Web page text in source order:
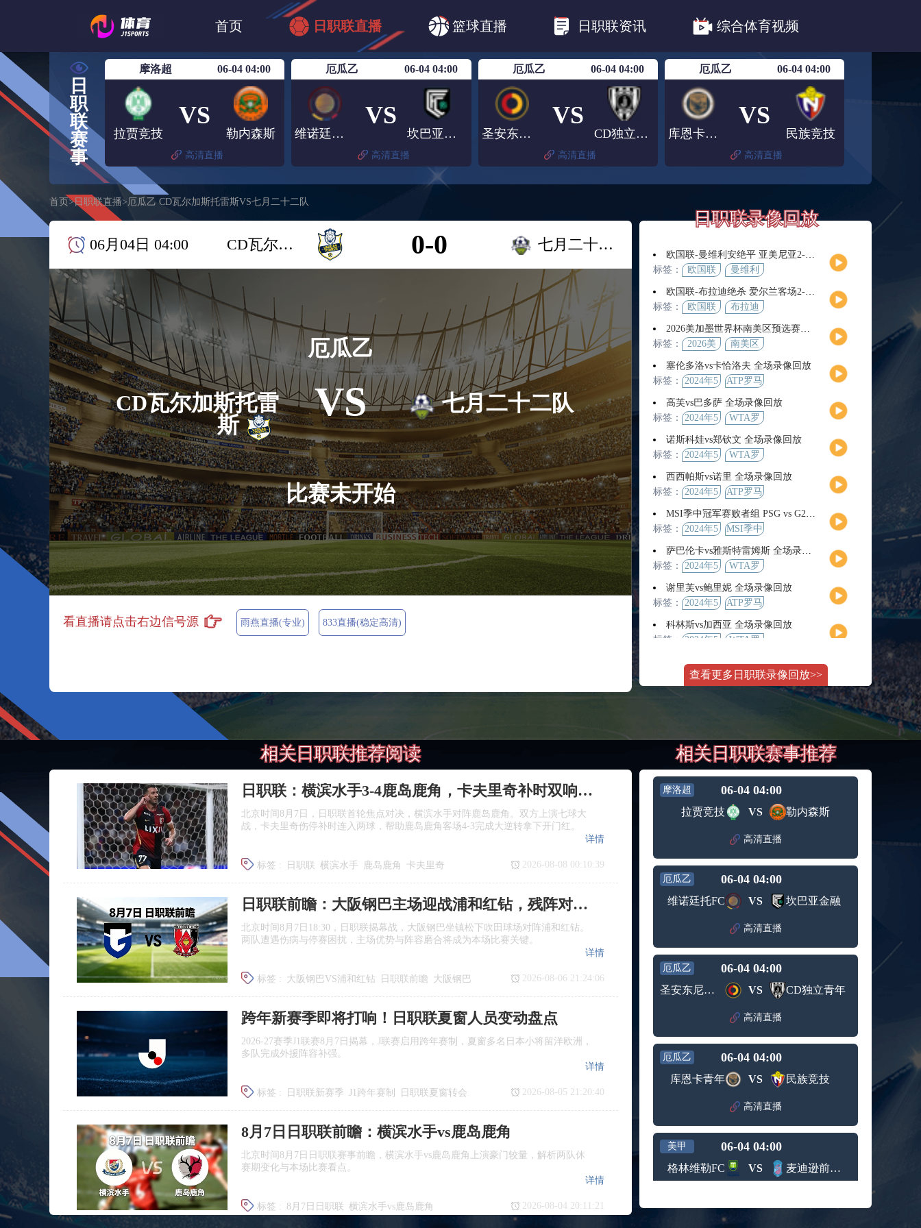
首页 日职联直播 篮球直播 日职联资讯 综合体育视频
日篮B1 日职联 日职联FC东京
日职联广岛三箭
日
职
联
赛
事
摩洛超 06-04 04:00
拉贾竞技
VS
勒内森斯
高清直播
厄瓜乙 06-04 04:00
维诺廷托FC
VS
坎巴亚金融
高清直播
厄瓜乙 06-04 04:00
圣安东尼奥(ECU)
VS
CD独立青年
高清直播
厄瓜乙 06-04 04:00
库恩卡青年
VS
民族竞技
高清直播
首页 >日职联直播>厄瓜乙 CD瓦尔加斯托雷斯VS七月二十二队
06月04日 04:00 CD瓦尔加斯托雷斯 0-0 七月二十二队
CD瓦尔加斯托雷
斯
厄瓜乙
VS
比赛未开始
七月二十二队
看直播请点击右边信号源 雨燕直播(专业) 833直播(稳定高清)
日职联录像回放
欧国联-曼维利安绝平 亚美尼亚2-2法罗群岛
标签：
欧国联
曼维利
欧国联-布拉迪绝杀 爱尔兰客场2-1逆转芬兰
标签：
欧国联 布拉迪
2026美加墨世界杯南美区预选赛第9轮全场集锦
标签：
2026美
界杯
南美区
塞伦多洛vs卡恰洛夫 全场录像回放
标签：
2024年5
ATP罗马
男单第3
轮
高芙vs巴多萨 全场录像回放
标签：
2024年5
WTA罗
赛女单
第4轮
诺斯科娃vs郑钦文 全场录像回放
标签：
2024年5
WTA罗
赛女单
第3轮
西西帕斯vs诺里 全场录像回放
标签：
2024年5
ATP罗马
男单第3
轮
MSI季中冠军赛败者组 PSG vs G2 全场录像回放
标签：
2024年5
MSI季中
败者组
萨巴伦卡vs雅斯特雷姆斯 全场录像回放
标签：
2024年5
WTA罗
赛女单
第3轮
谢里芙vs鲍里妮 全场录像回放
标签：
2024年5
ATP罗马
女单第2
轮
科林斯vs加西亚 全场录像回放
标签：
2024年5
WTA罗
赛女单
第3轮
斯维托丽娜vs萨巴伦卡 全场录像回放
2024年5
月14日
WTA罗
马公开
纳波利塔诺vs贾里 全场录像回放
男单第3
轮
标签： 2024年5
月11日
WTA1000
罗马大
师赛第3
轮
WTT沙特大满贯女单半决赛 陈梦vs早田希娜 全场录像回放
标签： 2024年5
月11日
WTT沙
贯女单
蒙泰罗vs凯茨曼诺维奇 全场录像回放
大师赛
轮
纳尔迪vs鲁内 全场录像回放
标签： 2024年5
月12日
ATP罗马
大师赛
男单第2
轮
萨卡里vs加里宁娜 全场录像回放
标签： 2024年5
WTA罗
马大师
赛女单
第3轮
吉隆vs卢布列夫 全场录像回放
月12日
ATP罗马
大师赛
轮
兹维列夫vs达德尔里 全场录像回放
标签： 2024年5
月13日
ATP罗马
大师赛
男单第3
轮
阿纳尔迪vs贾里 全场录像回放
ATP罗马
大师赛
男单第2
轮
标签： 2024年5
月12日
WTA罗
马大师
赛女单
第3轮
托尔莫vs奥斯塔彭科 全场录像回放
标签： 2024年5
WTA罗
赛女单
斯诺克元老斯诺克世锦赛半决赛 伊戈尔-费格雷多vs德拉戈 全场录像回放
标签：
月12日
元老斯
诺克世
锦赛半
决赛
穆纳尔vs诺里 全场录像回放
月12日
ATP罗马
大师赛
男单第2
MSI季中冠军赛胜者组 BLG vs T1 全场录像回放
月12日
冠军赛
KPL春季赛季后赛败者组决赛 重庆狼队 vs 苏州KSG 全场录像回放
查看更多日职联录像回放>>
相关日职联推荐阅读
日职联：横滨水手3‑4鹿岛鹿角，卡夫里奇补时双响上演逆转绝杀
北京时间8月7日，日职联首轮焦点对决，横滨水手对阵鹿岛鹿角。双方上演七球大
战，卡夫里奇伤停补时连入两球，帮助鹿岛鹿角客场4‑3完成大逆转拿下开门红。
标签 : 日职联 横滨水手 鹿岛鹿角 卡夫里奇
详情
2026-08-08 00:10:39
日职联前瞻：大阪钢巴主场迎战浦和红钻，残阵对决看点十足
北京时间8月7日18:30，日职联揭幕战，大阪钢巴坐镇松下吹田球场对阵浦和红钻。
两队遭遇伤病与停赛困扰，主场优势与阵容磨合将成为本场比赛关键。
标签 : 大阪钢巴VS浦和红钻 日职联前瞻 大阪钢巴
浦和红钻
详情
2026-08-06 21:24:06
跨年新赛季即将打响！日职联夏窗人员变动盘点
2026‑27赛季J1联赛8月7日揭幕，J联赛启用跨年赛制，夏窗多名日本小将留洋欧洲，
多队完成外援阵容补强。
标签 : 日职联新赛季 J1跨年赛制
日职联夏窗转会
广岛三箭
详情
2026-08-05 21:20:40
8月7日日职联前瞻：横滨水手vs鹿岛鹿角
北京时间8月7日日职联赛事前瞻，横滨水手vs鹿岛鹿角上演豪门较量，解析两队休
赛期变化与本场比赛看点。
标签 : 8月7日日职联 横滨水手vs鹿岛鹿角
详情
2026-08-04 20:11:21
相关日职联赛事推荐
摩洛超 06-04 04:00
拉贾竞技 VS 勒内森斯
高清直播
厄瓜乙 06-04 04:00
维诺廷托FC VS 坎巴亚金融
高清直播
厄瓜乙 06-04 04:00
圣安东尼奥(ECU) VS CD独立青年
高清直播
厄瓜乙 06-04 04:00
库恩卡青年 VS 民族竞技
高清直播
美甲 06-04 04:00
格林维勒FC VS 麦迪逊前锋足球俱乐部